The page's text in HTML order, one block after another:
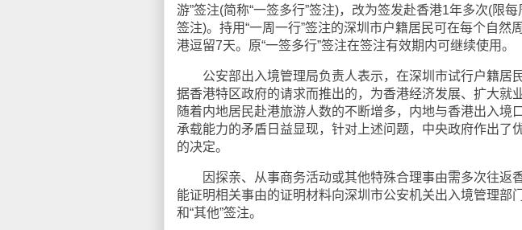
游”签注(简称“一签多行”签注)，改为签发赴香港1年多次(限每
签注)。持用“一周一行”签注的深圳市户籍居民可在每个自然
港逗留7天。原“一签多行”签注在签注有效期内可继续使用。
公安部出入境管理局负责人表示，在深圳市试行户籍居民
据香港特区政府的请求而推出的，为香港经济发展、扩大就
随着内地居民赴港旅游人数的不断增多，内地与香港出入境
承载能力的矛盾日益显现，针对上述问题，中央政府作出了
的决定。
因探亲、从事商务活动或其他特殊合理事由需多次往返
能证明相关事由的证明材料向深圳市公安机关出入境管理部
和“其他”签注。